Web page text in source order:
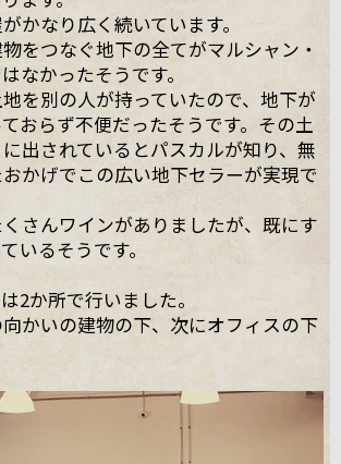
かなり広く続いています。
をつなぐ地下の全てがマルシャン・
なかったそうです。
を別の人が持っていたので、地下が
おらず不便だったそうです。その土
出されているとパスカルが知り、無
かげでこの広い地下セラーが実現で
さんワインがありましたが、既にす
いるそうです。
2か所で行いました。
かいの建物の下、次にオフィスの下